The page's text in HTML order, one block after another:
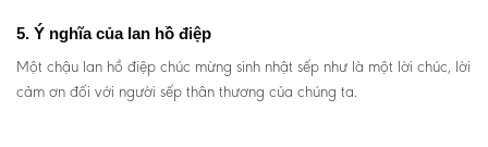
5. Ý nghĩa của lan hồ điệp
Một chậu lan hồ điệp chúc mừng sinh nhật sếp như là một lời chúc, lời
cảm ơn đối với người sếp thân thương của chúng ta.